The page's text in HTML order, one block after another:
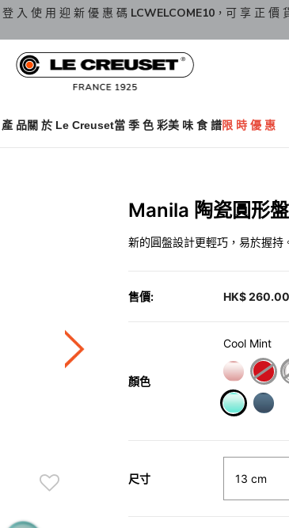
入 使 用 迎 新 優 惠 碼 LCWELCOME10 ，可 享 正 價
品關 於 Le Creuset當 季 色 彩美 味 食 譜限 時 優 惠
Manila 陶瓷圓形
新的圓盤設計更輕巧，易於握持
售價: HK$ 260.00
顏色
Cool Mint
尺寸